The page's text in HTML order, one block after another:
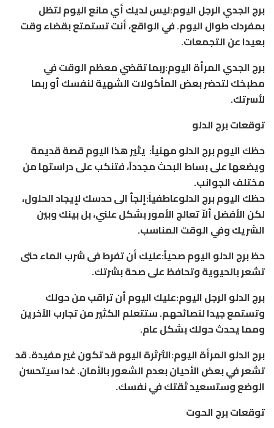
برج الجدي الرجل اليوم:ليس لديك أي مانع اليوم لتظل
بمفردك طوال اليوم. في الواقع، أنت تستمتع بقضاء وقت
بعيدا عن التجمعات.
برج الجدي المرأة اليوم:ربما تقضي معظم الوقت في
مطبخك لتحضر بعض المأكولات الشهية لنفسك أو ربما
لأسرتك.
توقعات برج الدلو
حظك اليوم برج الدلو مهنياً: يثير هذا اليوم قصة قديمة
ويضعها على بساط البحث مجدداً، فتنكب على دراستها من
مختلف الجوانب.
حظك اليوم برج الدلوعاطفياً:إلجأ الى حدسك لإيجاد الحلول،
لكن الأفضل ألاّ تعالج الأمور بشكل علني، بل بينك وبين
الشريك وفي الوقت المناسب.
حظ برج الدلو اليوم صحياً:عليك أن تفرط فى شرب الماء حتى
تشعر بالحيوية وتحافظ على صحة بشرتك.
برج الدلو الرجل اليوم:عليك اليوم أن تراقب من حولك
وتستمع جيدا لنصائحهم. ستتعلم الكثير من تجارب الآخرين
ومما يحدث حولك بشكل عام.
برج الدلو المرأة اليوم:الثرثرة اليوم قد تكون غير مفيدة. قد
تشعر في بعض الأحيان بعدم الشعور بالأمان. غدا سيتحسن
الوضع وستسعيد ثقتك في نفسك.
توقعات برج الحوت